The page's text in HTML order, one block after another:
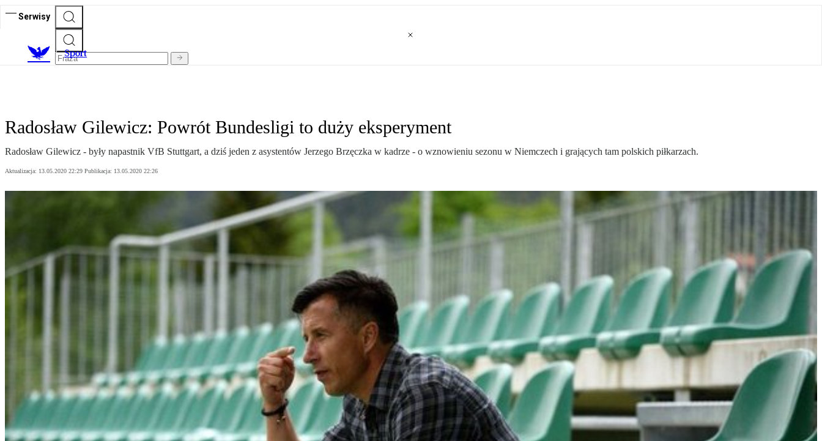
Serwisy
Sport
Radosław Gilewicz: Powrót Bundesligi to duży eksperyment
Radosław Gilewicz - były napastnik VfB Stuttgart, a dziś jeden z asystentów Jerzego Brzęczka w kadrze - o wznowieniu sezonu w Niemczech i grających tam polskich piłkarzach.
Aktualizacja: 13.05.2020 22:29 Publikacja: 13.05.2020 22:26